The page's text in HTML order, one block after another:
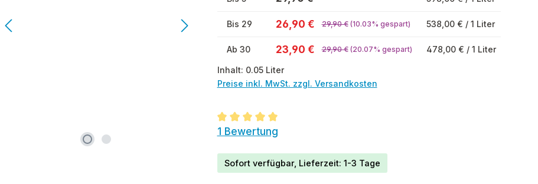
Bis 29 26,90 € 29,90 € (10.03% gespart) 538,00 € / 1 Liter
Ab 30 23,90 € 29,90 € (20.07% gespart) 478,00 € / 1 Liter
Inhalt: 0.05 Liter
Preise inkl. MwSt. zzgl. Versandkosten
Durchschnittliche Bewertung von 5 von 5 Sternen
1 Bewertung
Sofort verfügbar, Lieferzeit: 1-3 Tage